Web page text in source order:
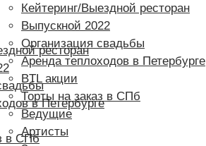
Кейтеринг/Выездной ресторан
Выпускной 2022
Организация свадьбы
Аренда теплоходов в Петербурге
BTL акции
Торты на заказ в СПб
Ведущие
Артисты
ресторан
в Петербурге
в СПб